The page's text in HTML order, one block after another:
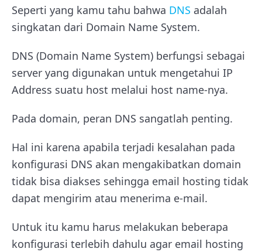
Seperti yang kamu tahu bahwa DNS adalah
singkatan dari Domain Name System.
DNS (Domain Name System) berfungsi sebagai
server yang digunakan untuk mengetahui IP
Address suatu host melalui host name-nya.
Pada domain, peran DNS sangatlah penting.
Hal ini karena apabila terjadi kesalahan pada
konfigurasi DNS akan mengakibatkan domain
tidak bisa diakses sehingga email hosting tidak
dapat mengirim atau menerima e-mail.
Untuk itu kamu harus melakukan beberapa
konfigurasi terlebih dahulu agar email hosting